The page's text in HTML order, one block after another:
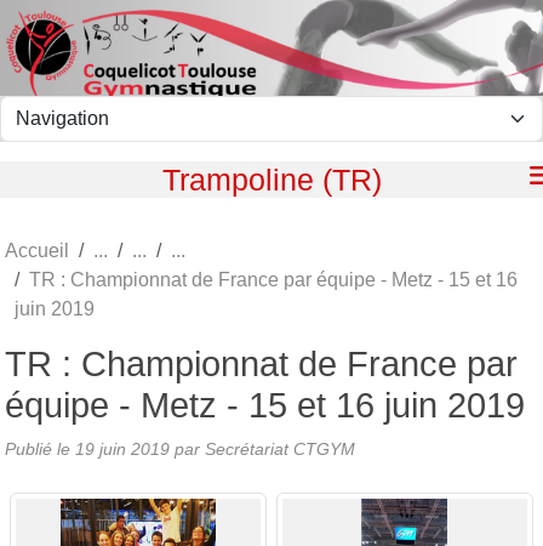
Trampoline (TR)
Accueil
TR : Championnat de France par équipe - Metz - 15 et 16
juin 2019
TR : Championnat de France par
équipe - Metz - 15 et 16 juin 2019
Publié le 19 juin 2019 par Secrétariat CTGYM
Panneau de gestion des cookies